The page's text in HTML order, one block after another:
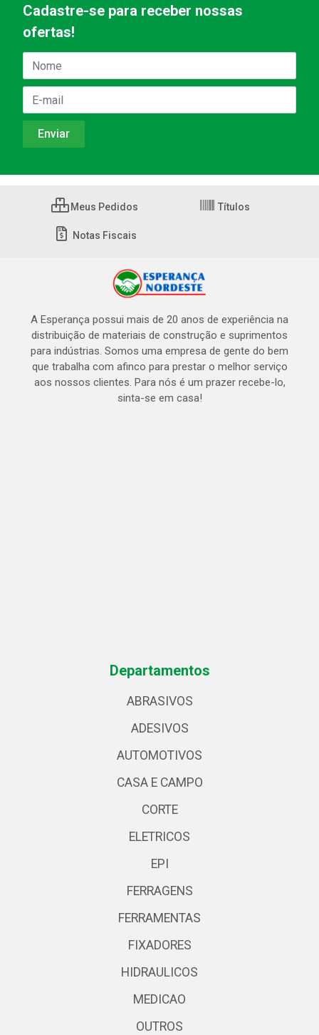
Cadastre-se para receber nossas
ofertas!
Meus Pedidos Títulos
Notas Fiscais
A Esperança possui mais de 20 anos de experiência na
distribuição de materiais de construção e suprimentos
para indústrias. Somos uma empresa de gente do bem
que trabalha com afinco para prestar o melhor serviço
aos nossos clientes. Para nós é um prazer recebe-lo,
sinta-se em casa!
Departamentos
ABRASIVOS
ADESIVOS
AUTOMOTIVOS
CASA E CAMPO
CORTE
ELETRICOS
EPI
FERRAGENS
FERRAMENTAS
FIXADORES
HIDRAULICOS
MEDICAO
OUTROS